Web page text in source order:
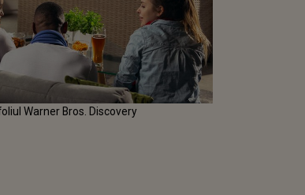
Warner Bros. Discovery